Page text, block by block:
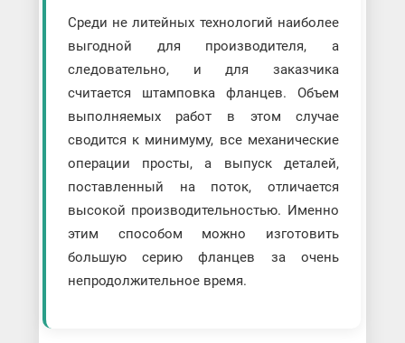
Среди не литейных технологий наиболее
выгодной для производителя, а
следовательно, и для заказчика
считается штамповка фланцев. Объем
выполняемых работ в этом случае
сводится к минимуму, все механические
операции просты, а выпуск деталей,
поставленный на поток, отличается
высокой производительностью. Именно
этим способом можно изготовить
большую серию фланцев за очень
непродолжительное время.